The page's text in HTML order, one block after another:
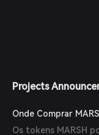
Projects
Onde Comprar
Os tokens MARSH